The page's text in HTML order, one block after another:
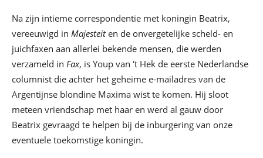
Na zijn intieme correspondentie met koningin Beatrix,
vereeuwigd in Majesteiten de onvergetelijke scheld- en
juichfaxen aan allerlei bekende mensen, die werden
verzameld in Fax, is Youp van 't Hek de eerste Nederlandse
columnist die achter het geheime e-mailadres van de
Argentijnse blondine Maxima wist te komen. Hij sloot
meteen vriendschap met haar en werd al gauw door
Beatrix gevraagd te helpen bij de inburgering van onze
eventuele toekomstige koningin.